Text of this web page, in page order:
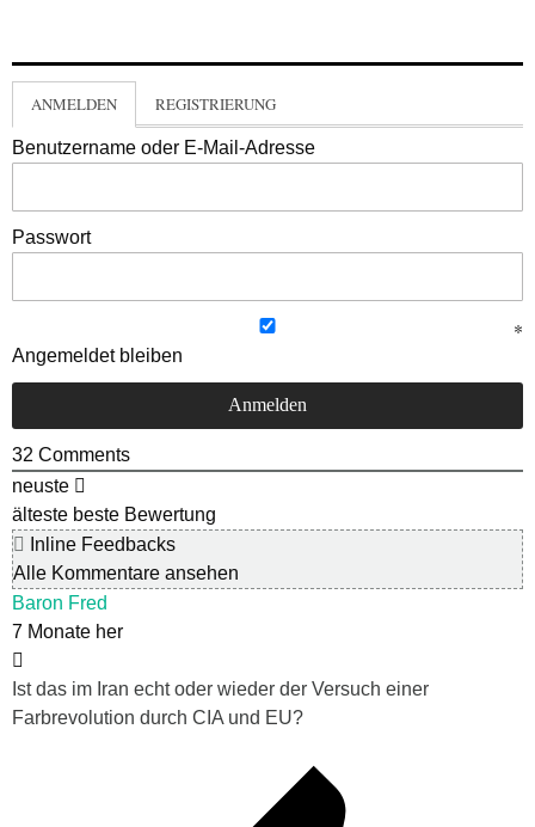
ANMELDEN REGISTRIERUNG
Benutzername oder E-Mail-Adresse
Passwort
Angemeldet bleiben
32 Comments
neuste
älteste beste Bewertung
Inline Feedbacks
Alle Kommentare ansehen
Baron Fred
7 Monate her
Ist das im Iran echt oder wieder der Versuch einer
Farbrevolution durch CIA und EU?